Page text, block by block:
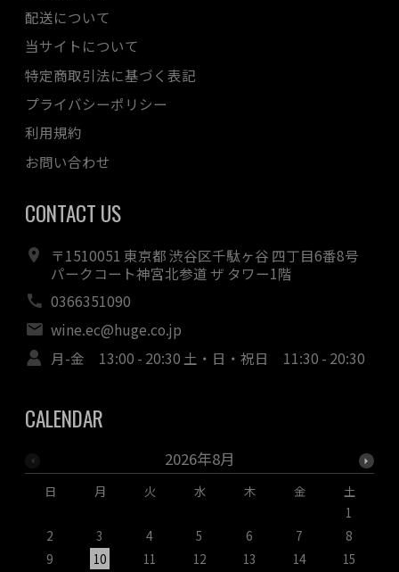
配送について
当サイトについて
特定商取引法に基づく表記
プライバシーポリシー
利用規約
お問い合わせ
CONTACT US
〒1510051 東京都 渋谷区千駄ヶ谷 四丁目6番8号
パークコート神宮北参道 ザ タワー1階
0366351090
wine.ec@huge.co.jp
月-金 13:00 - 20:30 土・日・祝日 11:30 - 20:30
CALENDAR
2026年8月
日 月 火 水 木 金
土
1
2
3 4 5 6 7
8
9
10 11 12 13 14 15